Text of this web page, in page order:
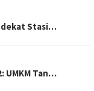
dekat Stasi…
UMKM Tan…